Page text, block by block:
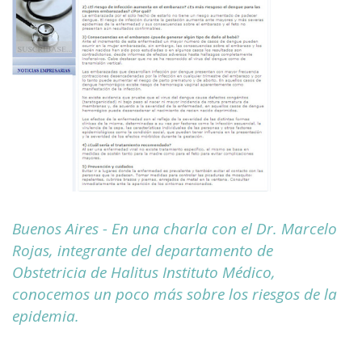
Buenos Aires - En una charla con el Dr. Marcelo
Rojas, integrante del departamento de
Obstetricia de Halitus Instituto Médico,
conocemos un poco más sobre los riesgos de la
epidemia.